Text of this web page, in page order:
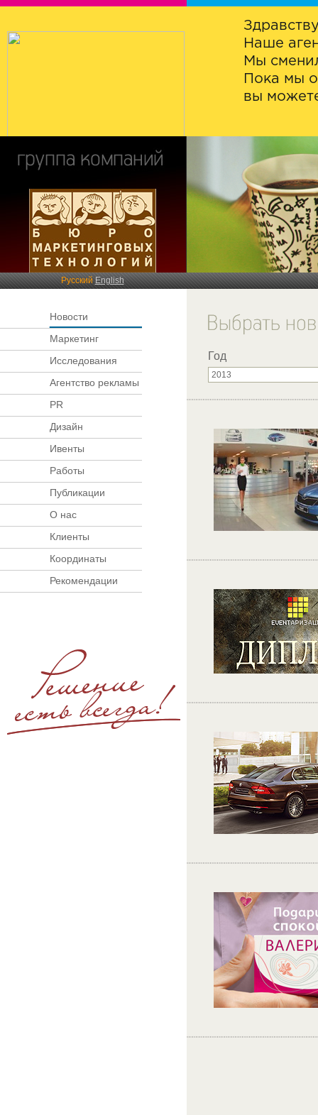
Наше
Мы
Пока мы
вы
РусскийEnglish
Новости
Маркетинг
Исследования
Агентство рекламы
PR
Дизайн
Ивенты
Работы
Публикации
О нас
Клиенты
Координаты
Рекомендации
Год